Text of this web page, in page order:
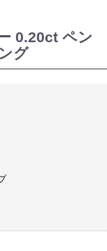
0.20ct ペン
グ